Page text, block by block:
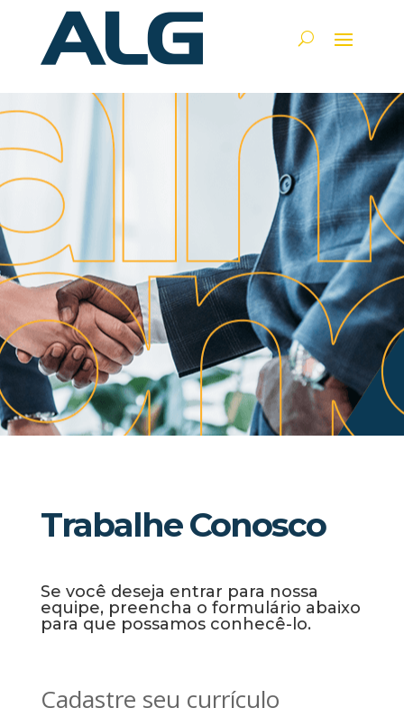
Trabalhe Conosco
Se você deseja entrar para nossa
equipe, preencha o formulário abaixo
para que possamos conhecê-lo.
Cadastre seu currículo